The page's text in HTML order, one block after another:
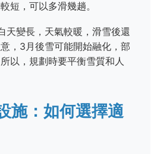
短，可以多滑幾趟。
天變長，天氣較暖，滑雪後還
，3月後雪可能開始融化，部
以，規劃時要平衡雪質和人
施：如何選擇適